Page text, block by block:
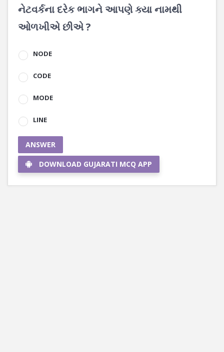
નેટવર્કના દરેક ભાગને આપણે ક્યા નામથી
ઓળખીએ છીએ ?
NODE
CODE
MODE
LINE
ANSWER
DOWNLOAD GUJARATI MCQ APP